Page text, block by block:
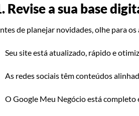
Revise a sua base
de planejar novidades, olhe para
Seu site está atualizado, rápido e
As redes sociais têm conteúdos
O Google Meu Negócio está completo